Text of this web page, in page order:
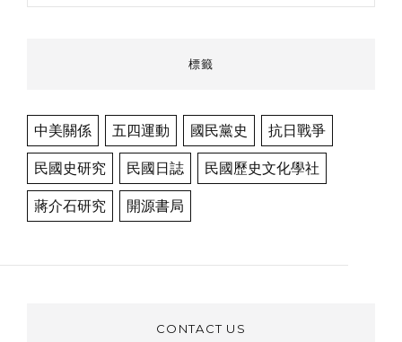
標籤
中美關係 五四運動 國民黨史 抗日戰爭
民國史研究 民國日誌 民國歷史文化學社
蔣介石研究 開源書局
CONTACT US